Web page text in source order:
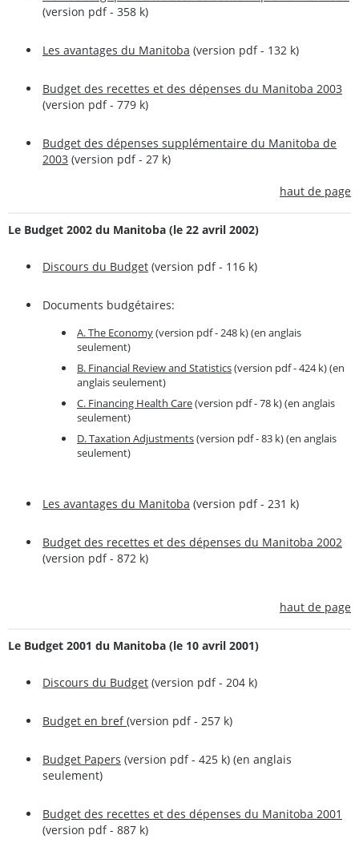
(version pdf - 358 k)
Les avantages du Manitoba (version pdf - 132 k)
Budget des recettes et des dépenses du Manitoba 2003
(version pdf - 779 k)
Budget des dépenses supplémentaire du Manitoba de
2003 (version pdf - 27 k)
haut de page
Le Budget 2002 du Manitoba (le 22 avril 2002)
Discours du Budget (version pdf - 116 k)
Documents budgétaires:
A. The Economy(version pdf - 248 k) (en anglais
seulement)
B. Financial Review and Statistics(version pdf - 424 k) (en
anglais seulement)
C. Financing Health Care(version pdf - 78 k) (en anglais
seulement)
D. Taxation Adjustments(version pdf - 83 k) (en anglais
seulement)
Les avantages du Manitoba (version pdf - 231 k)
Budget des recettes et des dépenses du Manitoba 2002
(version pdf - 872 k)
haut de page
Le Budget 2001 du Manitoba (le 10 avril 2001)
Discours du Budget (version pdf - 204 k)
Budget en bref(version pdf - 257 k)
Budget Papers (version pdf - 425 k) (en anglais
seulement)
Budget des recettes et des dépenses du Manitoba 2001
(version pdf - 887 k)